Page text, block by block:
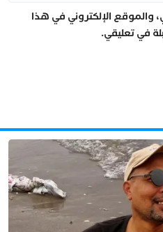
والموقع الإلكتروني في هذا
في تعليقي.